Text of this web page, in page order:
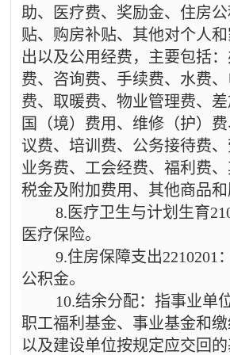
助、医疗费、奖励金、住房
贴、购房补贴、其他对个人
出以及公用经费，主要包括
费、咨询费、手续费、水费
费、取暖费、物业管理费、
国（境）费用、维修（护）
议费、培训费、公务接待费
业务费、工会经费、福利费、
税金及附加费用、其他商品和
8.医疗卫生与计划生育
医疗保险。
9.住房保障支出2210201
公积金。
10.结余分配：指事业单
职工福利基金、事业基金和缴
以及建设单位按规定应交回